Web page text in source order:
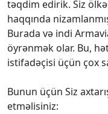
təqdim edirik. Siz
haqqında
Burada və indi
öyrənmək olar. Bu,
istifadəçisi üçün çox
Bunun üçün Siz
etməlisiniz: